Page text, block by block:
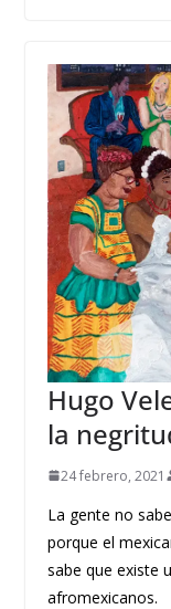
Hugo
la
24 febrero, 2021
La gente no
porque el
sabe que existe
afromexicanos.